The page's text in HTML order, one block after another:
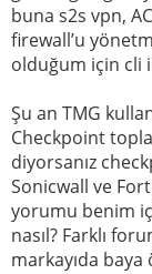
buna s2s vpn,
firewall’u
olduğum için cli
Şu an TMG
Checkpoint
diyorsanız
Sonicwall ve
yorumu benim
nasıl? Farklı
markayıda